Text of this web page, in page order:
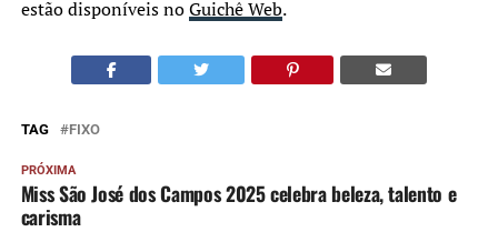
estão disponíveis noGuichê Web.
TAG FIXO
PRÓXIMA
Miss São José dos Campos 2025 celebra beleza, talento e
carisma